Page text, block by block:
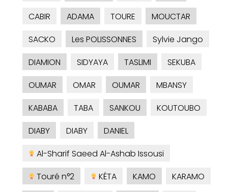
CABIR
ADAMA TOURE
MOUCTAR
SACKO
Les POLISSONNES
Sylvie Jango
DIAMION
SIDYAYA TASLIMI
SEKUBA
OUMAR
OMAR OUMAR
MBANSY
KABABA
TABA SANKOU
KOUTOUBO
DIABY
DIABY
DANIEL
Al-Sharif Saeed Al-Ashab Issousi
Touré n°2
KÉTA KAMO
KARAMO